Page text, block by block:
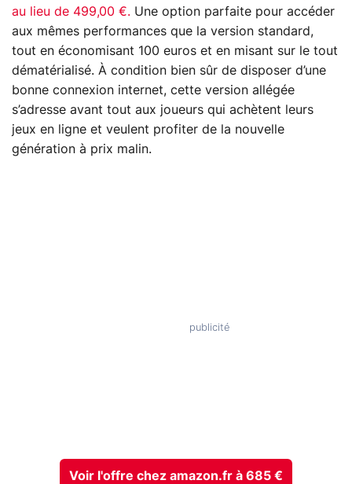
au lieu de 499,00 €. Une option parfaite pour accéder
aux mêmes performances que la version standard,
tout en économisant 100 euros et en misant sur le tout
dématérialisé. À condition bien sûr de disposer d’une
bonne connexion internet, cette version allégée
s’adresse avant tout aux joueurs qui achètent leurs
jeux en ligne et veulent profiter de la nouvelle
génération à prix malin.
Voir l'offre chez amazon.fr à 685 €